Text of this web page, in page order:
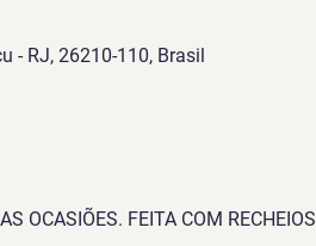
- RJ, 26210-110, Brasil
OCASIÕES. FEITA COM RECHEIOS